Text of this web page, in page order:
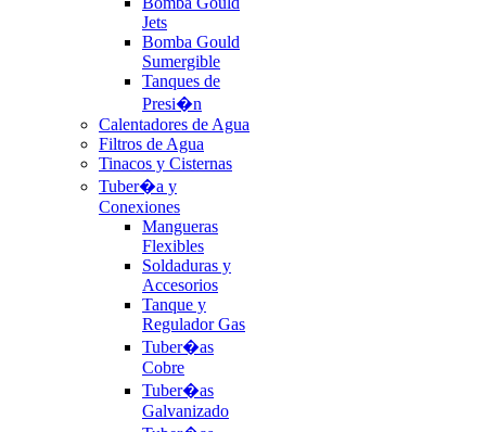
Jets
Bomba Gould
Sumergible
Tanques de
Presi�n
Calentadores de Agua
Filtros de Agua
Tinacos y Cisternas
Tuber�a y
Conexiones
Mangueras
Flexibles
Soldaduras y
Accesorios
Tanque y
Regulador Gas
Tuber�as
Cobre
Tuber�as
Galvanizado